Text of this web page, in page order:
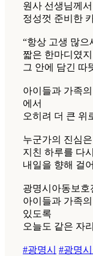
원사 선생님께서
정성껏 준비한
“항상 고생 많으
짧은 한마디였
그 안에 담긴 따
아이들과 가족
에서
오히려 더 큰 위
누군가의 진심은
지친 하루를 다
내일을 향해 걸
광명시아동보호
아이들과 가족
있도록
오늘도 같은 자
#광명시 #광명